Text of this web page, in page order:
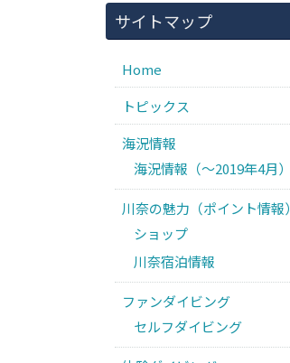
サイトマップ
Home
トピックス
海況情報
海況情報（〜2019年4月）
川奈の魅力（ポイント情報）
ショップ
川奈宿泊情報
ファンダイビング
セルフダイビング